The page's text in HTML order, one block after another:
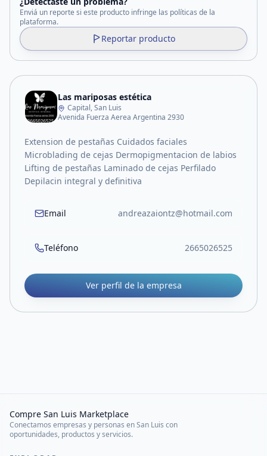
Enviá un reporte si este producto infringe las políticas de la
plataforma.
Reportar producto
Las mariposas estética
Capital, San Luis
Avenida Fuerza Aerea Argentina 2930
Extension de pestañas Cuidados faciales
Microblading de cejas Dermopigmentacion de labios
Lifting de pestañas Laminado de cejas Perfilado
Depilacin integral y definitiva
Email andreazaiontz@hotmail.com
Teléfono 2665026525
Ver perfil de la empresa
Compre San Luis Marketplace
Conectamos empresas y personas en San Luis con
oportunidades, productos y servicios.